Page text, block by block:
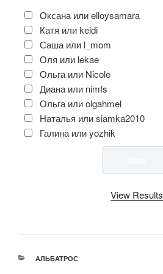
Оксана или elloysamara
Катя или keidi
Саша или l_mom
Оля или lekae
Ольга или Nicole
Диана или nimfs
Ольга или olgahmel
Наталья или siamka2010
Галина или yozhik
View Results
РУБРИКИ
АЛЬБАТРОС